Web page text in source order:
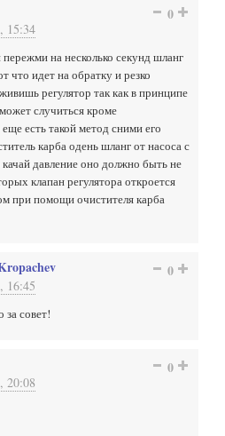
15:34
0
на несколько секунд шланг
что идет на обратку и резко
регулятор так как в принципе
случиться кроме
есть такой метод сними его
карба одень шланг от насоса с
давление оно должно быть не
клапан регулятора откроется
при помощи очистителя карба
16:45
0
за совет!
20:08
0